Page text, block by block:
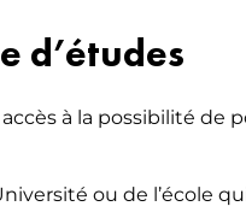
d’études
à la possibilité de
ou de l’école